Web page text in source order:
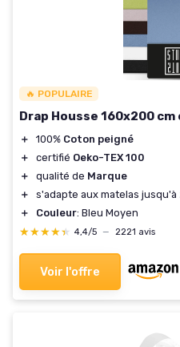
🔥 POPULAIRE
Drap Housse 160x200
＋ 100% Coton peigné
＋
certifié Oeko-TEX 100
＋
qualité de Marque
＋
s'adapte aux matelas jusqu'à
＋
Couleur: Bleu Moyen
★★★★★
★★★★★ 4,4/5 — 2221 avis
Voir l'offre